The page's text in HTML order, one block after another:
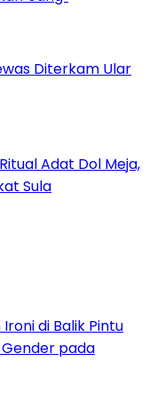
Diterkam Ular
Adat Dol Meja,
Sula
di Balik Pintu
Gender pada